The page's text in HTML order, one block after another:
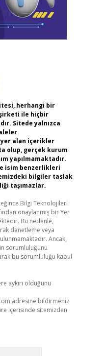
herhangi bir
şirketi ile hiçbir
Sitede yalnızca
yer alan içerikler
olup, gerçek kurum
yapılmamaktadır.
isim benzerlikleri
bilgiler taslak
taşımazlar.
Bilgi Teknolojileri
onaylanmış bir Yer
Bu nedenle,
denetleme veya
Ancak,
sorumluluğunu
bu sorumluluğu kabul
aykırı olduğunu
adresine bildirmeniz
içerisinde sitemizden